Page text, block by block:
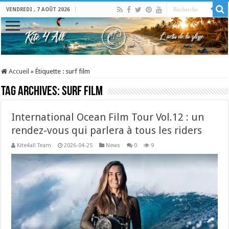
VENDREDI , 7 AOÛT 2026
Accueil » Étiquette : surf film
Tag Archives:surf film
International Ocean Film Tour Vol.12 : un
rendez-vous qui parlera à tous les riders
Kite4all Team 2026-04-25 News 0 9